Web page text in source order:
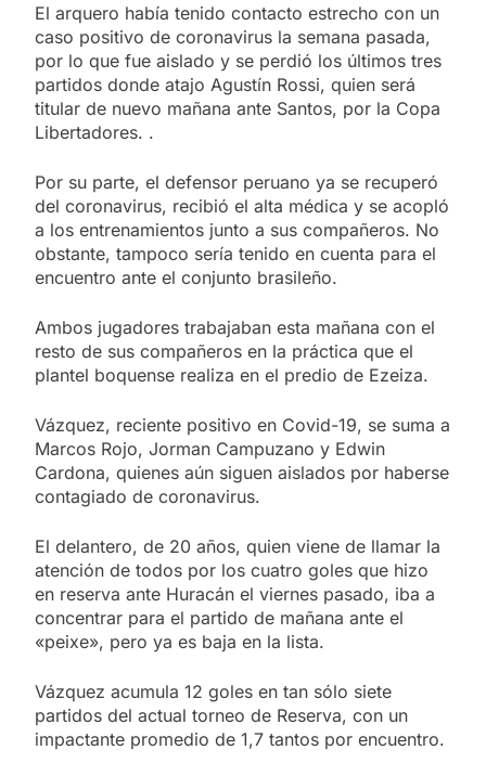
El arquero había tenido contacto estrecho con un
caso positivo de coronavirus la semana pasada,
por lo que fue aislado y se perdió los últimos tres
partidos donde atajo Agustín Rossi, quien será
titular de nuevo mañana ante Santos, por la Copa
Libertadores. .
Por su parte, el defensor peruano ya se recuperó
del coronavirus, recibió el alta médica y se acopló
a los entrenamientos junto a sus compañeros. No
obstante, tampoco sería tenido en cuenta para el
encuentro ante el conjunto brasileño.
Ambos jugadores trabajaban esta mañana con el
resto de sus compañeros en la práctica que el
plantel boquense realiza en el predio de Ezeiza.
Vázquez, reciente positivo en Covid-19, se suma a
Marcos Rojo, Jorman Campuzano y Edwin
Cardona, quienes aún siguen aislados por haberse
contagiado de coronavirus.
El delantero, de 20 años, quien viene de llamar la
atención de todos por los cuatro goles que hizo
en reserva ante Huracán el viernes pasado, iba a
concentrar para el partido de mañana ante el
«peixe», pero ya es baja en la lista.
Vázquez acumula 12 goles en tan sólo siete
partidos del actual torneo de Reserva, con un
impactante promedio de 1,7 tantos por encuentro.